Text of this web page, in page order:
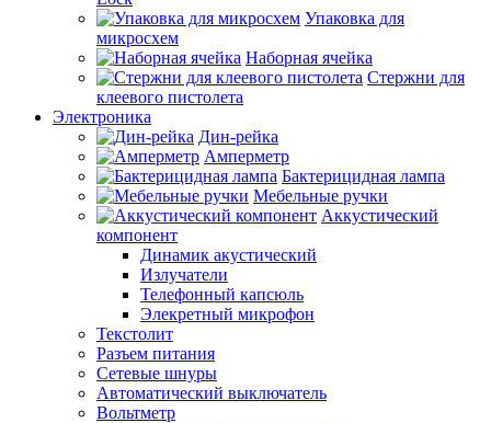
Упаковка для
микросхем
Наборная ячейка
Стержни для
клеевого пистолета
Электроника
Дин-рейка
Амперметр
Бактерицидная лампа
Мебельные ручки
Аккустический
компонент
Динамик акустический
Излучатели
Телефонный капсюль
Элекретный микрофон
Текстолит
Разъем питания
Сетевые шнуры
Автоматический выключатель
Вольтметр